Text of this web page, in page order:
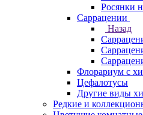
Росянки
Саррацении
Назад
Флорариум с
Цефалотусы
Другие виды
Редкие и